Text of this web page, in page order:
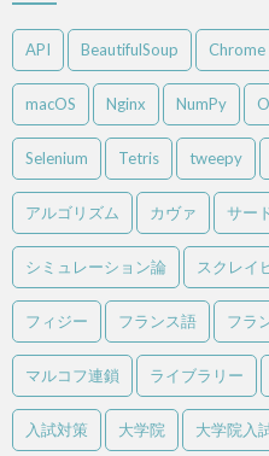
API BeautifulSoup Chrome
macOS Nginx NumPy
Selenium Tetris tweepy
アルゴリズム カヴァ サー
シミュレーション論 スクレイ
フィジー フランス語 フラ
マルコフ連鎖 ライブラリー
入試対策 大学院 大学院入